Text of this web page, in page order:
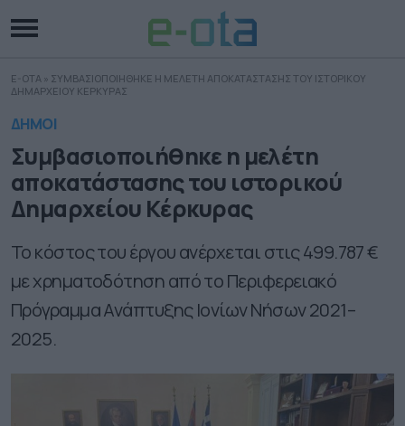
E-OTA » ΣΥΜΒΑΣΙΟΠΟΙΗΘΗΚΕ Η ΜΕΛΕΤΗ ΑΠΟΚΑΤΑΣΤΑΣΗΣ ΤΟΥ ΙΣΤΟΡΙΚΟΥ
ΔΗΜΑΡΧΕΙΟΥ ΚΕΡΚΥΡΑΣ
ΔΗΜΟΙ
Συμβασιοποιήθηκε η μελέτη
αποκατάστασης του ιστορικού
Δημαρχείου Κέρκυρας
Το κόστος του έργου ανέρχεται στις 499.787 €
με χρηματοδότηση από το Περιφερειακό
Πρόγραμμα Ανάπτυξης Ιονίων Νήσων 2021–
2025.